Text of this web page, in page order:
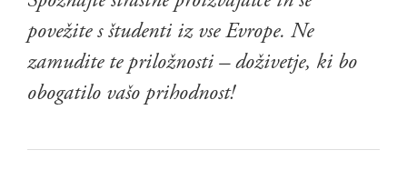
povežite s študenti iz vse Evrope. Ne
zamudite te priložnosti – doživetje, ki bo
obogatilo vašo prihodnost!